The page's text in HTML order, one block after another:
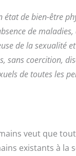
état de bien-être
de
de la sexualité
sans coercition,
de toutes les
veut que
existants à